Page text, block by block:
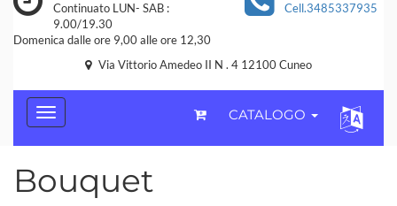
Continuato LUN- SAB :
9.00/19.30
Domenica dalle ore 9,00 alle ore 12,30
Cell.3485337935
Via Vittorio Amedeo II N . 4 12100 Cuneo
CATALOGO
Bouquet